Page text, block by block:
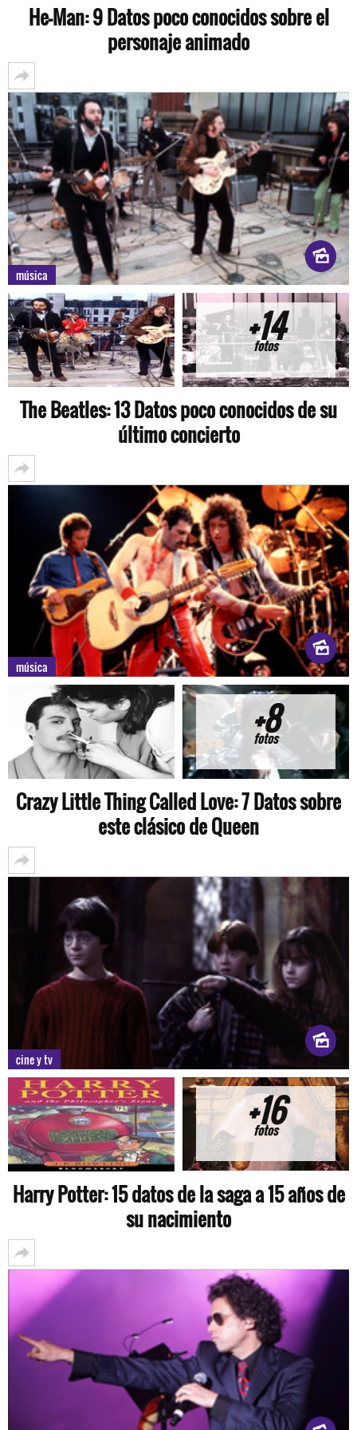
He-Man: 9 Datos poco conocidos sobre el
personaje animado
música
+14
fotos
The Beatles: 13 Datos poco conocidos de su
último concierto
música
+8
fotos
Crazy Little Thing Called Love: 7 Datos sobre
este clásico de Queen
cine y tv
+16
fotos
Harry Potter: 15 datos de la saga a 15 años de
su nacimiento